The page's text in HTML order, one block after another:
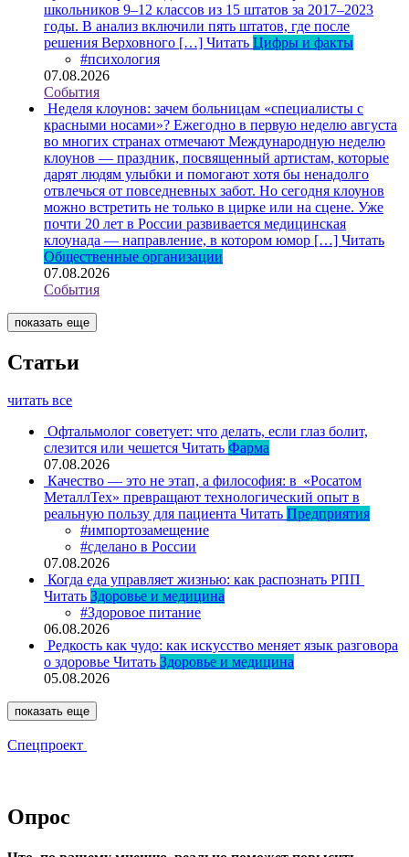
школьников 9–12 классов из 15 штатов за 2017–2023
годы. В анализ включили пять штатов, где после
решения Верховного […] Читать Цифры и факты
#психология
07.08.2026
События
Неделя клоунов: зачем больницам «специалисты с
красными носами»? Ежегодно в первую неделю августа
во многих странах отмечают Международную неделю
клоунов — праздник, посвященный артистам, которые
дарят людям улыбки и помогают хотя бы ненадолго
отвлечься от повседневных забот. Но сегодня клоунов
можно встретить не только в цирке или на сцене. Уже
почти 20 лет в России развивается медицинская
клоунада — направление, в котором юмор […] Читать
Общественные организации
07.08.2026
События
показать еще
Статьи
читать все
Офтальмолог советует: что делать, если глаз болит,
слезится или чешется Читать Фарма
07.08.2026
Качество — это не этап, а философия: в «Росатом
МеталлТех» превращают технологический опыт в
реальную пользу для пациента Читать Предприятия
#импортозамещение
#сделано в России
07.08.2026
Когда еда управляет жизнью: как распознать РПП
Читать Здоровье и медицина
#Здоровое питание
06.08.2026
Редкость как чудо: как искусство меняет язык разговора
о здоровье Читать Здоровье и медицина
05.08.2026
показать еще
Спецпроект
Опрос